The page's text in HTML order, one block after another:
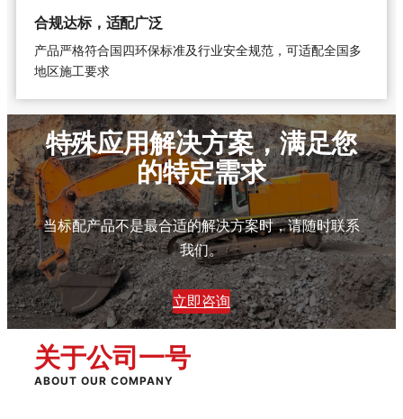
合规达标，适配广泛
产品严格符合国四环保标准及行业安全规范，可适配全国多
地区施工要求
特殊应用解决方案，满足您
的特定需求
当标配产品不是最合适的解决方案时，请随时联系
我们。
立即咨询
关于公司一号
ABOUT OUR COMPANY